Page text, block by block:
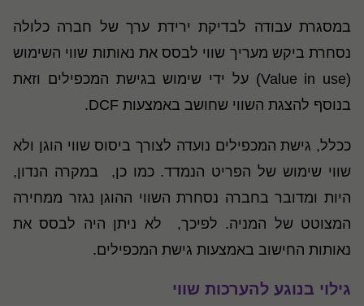
במסגרת עבודה לבדיקת ירידת ערך של חברה כלולה
נסחרת ביקש מעריך שווי לבסס את נאותות שווי השימוש
(Value in use) על ידי שימוש בגישת המכפילים וזאת
בנוסף להצגת השווי שחושב באמצעות DCF.
ככלל, גישת המכפילים נועדה לצורך ביסוס שווי הוגן ולא
שווי שימוש של הפריט הנמדד. כמו כן, במקרה הנדון,
היות ומדובר בחברה נסחרת השווי ההוגן נגזר ממחירה
המצוטט של המניה. לפיכך, לא ניתן היה לבסס את
נאותות החישוב באמצעות גישת המכפילים.
גילוי בנוגע להערכות שווי